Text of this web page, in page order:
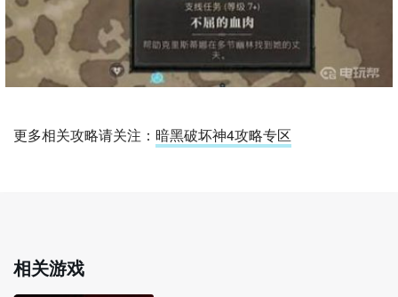
更多相关攻略请关注： 暗黑破坏神4攻略专区
相关游戏